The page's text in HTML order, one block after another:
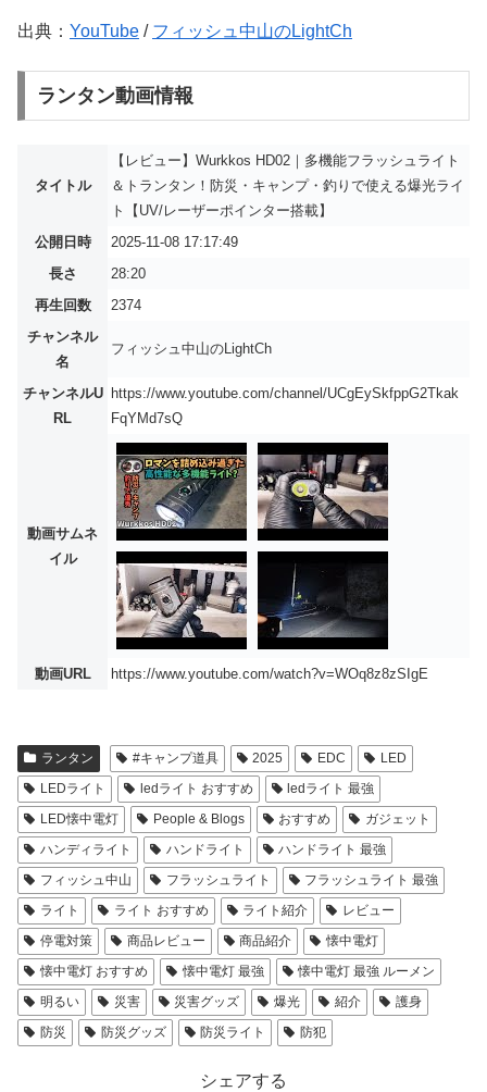
出典： YouTube / フィッシュ中山のLightCh
ランタン動画情報
タイトル
【レビュー】Wurkkos HD02｜多機能フラッシュライト
＆トランタン！防災・キャンプ・釣りで使える爆光ライ
ト【UV/レーザーポインター搭載】
公開日時
2025-11-08 17:17:49
長さ
28:20
再生回数
2374
チャンネル
名
フィッシュ中山のLightCh
チャンネルU
RL
https://www.youtube.com/channel/UCgEySkfppG2Tkak
FqYMd7sQ
動画サムネ
イル
動画URL https://www.youtube.com/watch?v=WOq8z8zSIgE
ランタン #キャンプ道具 2025 EDC
LED
LEDライト
ledライト おすすめ
ledライト 最強
LED懐中電灯
People & Blogs おすすめ
ガジェット
ハンディライト
ハンドライト
ハンドライト 最強
フィッシュ中山
フラッシュライト
フラッシュライト 最強
ライト
ライト おすすめ ライト紹介
レビュー
停電対策
商品レビュー 商品紹介
懐中電灯
懐中電灯 おすすめ
懐中電灯 最強
懐中電灯 最強 ルーメン
明るい
災害 災害グッズ 爆光 紹介
護身
防災
防災グッズ 防災ライト 防犯
シェアする